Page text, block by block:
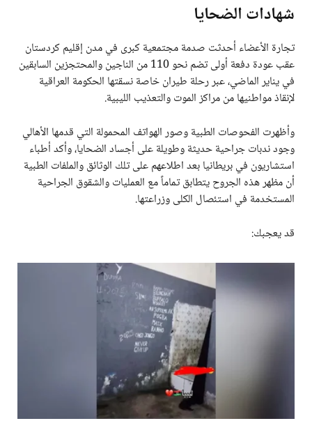
شهادات الضحايا
تجارة الأعضاء أحدثت صدمة مجتمعية كبرى في مدن إقليم كردستان
عقب عودة دفعة أولى تضم نحو 110 من الناجين والمحتجزين السابقين
في يناير الماضي، عبر رحلة طيران خاصة نسقتها الحكومة العراقية
لإنقاذ مواطنيها من مراكز الموت والتعذيب الليبية.
وأظهرت الفحوصات الطبية وصور الهواتف المحمولة التي قدمها الأهالي
وجود ندبات جراحية حديثة وطويلة على أجساد الضحايا، وأكد أطباء
استشاريون في بريطانيا بعد اطلاعهم على تلك الوثائق والملفات الطبية
أن مظهر هذه الجروح يتطابق تماماً مع العمليات والشقوق الجراحية
المستخدمة في استئصال الكلى وزراعتها.
قد يعجبك: